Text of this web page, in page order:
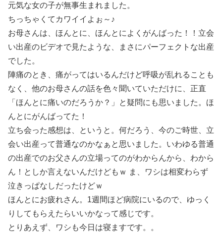
元気な女の子が無事生まれました。
ちっちゃくてカワイイよぉ～♪
お母さんは、ほんとに、ほんとによくがんばった！！立会
い出産のビデオで見たような、まさにパーフェクトな出産
でした。
陣痛のとき、痛がってはいるんだけど呼吸が乱れることも
なく、他のお母さんの話を色々聞いていただけに、正直
「ほんとに痛いのだろうか？」と疑問にも思いました。ほ
んとにがんばってた！
立ち会った感想は、というと。何だろう、今のご時世、立
会い出産って普通なのかなぁと思いました。いわゆる普通
の出産でのお父さんの立場ってのがわからんから、わから
ん！としか言えないんだけどもｗ ま、ワシは相変わらず
泣きっぱなしだったけどｗ
ほんとにお疲れさん。1週間ほど病院にいるので、ゆっく
りしてもらえたらいいかなって感じです。
とりあえず、ワシも今日は寝ますです。。